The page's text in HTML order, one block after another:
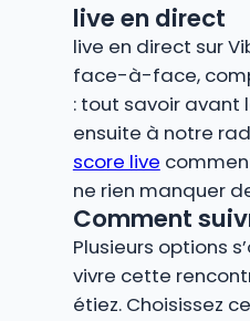
live en direct
live en direct sur
face-à-face,
: tout savoir avant
ensuite à notre
score live
ne rien manquer
Comment
Plusieurs options
vivre cette
étiez. Choisissez